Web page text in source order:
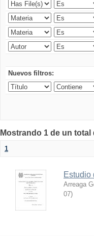
Nuevos filtros:
Mostrando 1 de un
1
Estudio
Arreaga
07)